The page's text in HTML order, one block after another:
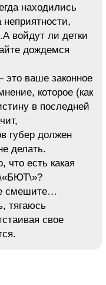
находились
войдут ли детки
дождемся
это ваше законное
которое (как
в последней
губер должен
делать.
что есть какая
\«БЮТ\»?
смешите…
тягаюсь
свое